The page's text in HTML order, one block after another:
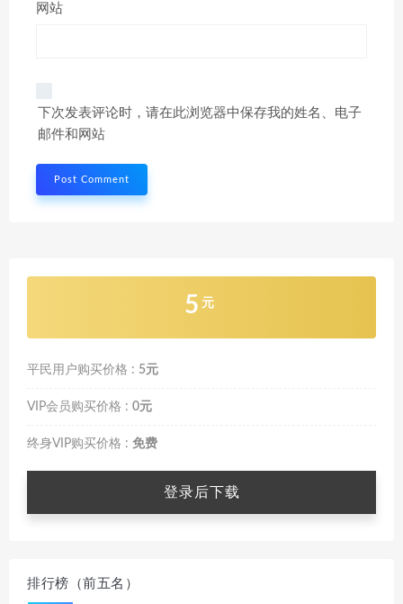
网站
下次发表评论时，请在此浏览器中保存我的姓名、电子
邮件和网站
5 元
平民用户购买价格 : 5元
VIP会员购买价格 : 0元
终身VIP购买价格 : 免费
登录后下载
排行榜（前五名）